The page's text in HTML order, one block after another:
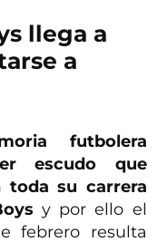
llega a
a
futbolera
escudo que
toda su carrera
y por ello el
febrero resulta